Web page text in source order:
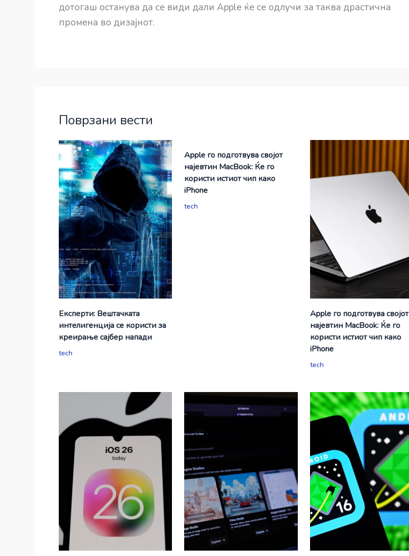
дотогаш останува да се види дали Apple ќе се одлучи за таква драстична
промена во дизајнот.
Поврзани вести
Експерти: Вештачката
интелигенција се користи за
креирање сајбер напади
tech
Apple го подготвува својот
најевтин MacBook: Ќе го
користи истиот чип како
iPhone
tech
Apple го подготвува својот
најевтин MacBook: Ќе го
користи истиот чип како
iPhone
tech